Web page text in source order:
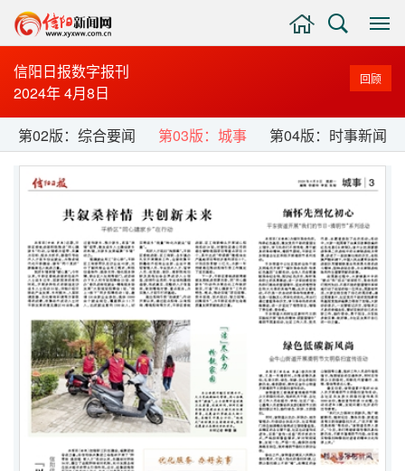
显
示
与
隐
侧
边
栏
搜
索
主
页
信阳日报数字报刊
2024年 4月8日
回顾
第02版：综合要闻 第03版：城事 第04版：时事新闻